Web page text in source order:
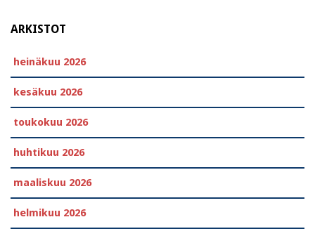
ARKISTOT
heinäkuu 2026
kesäkuu 2026
toukokuu 2026
huhtikuu 2026
maaliskuu 2026
helmikuu 2026